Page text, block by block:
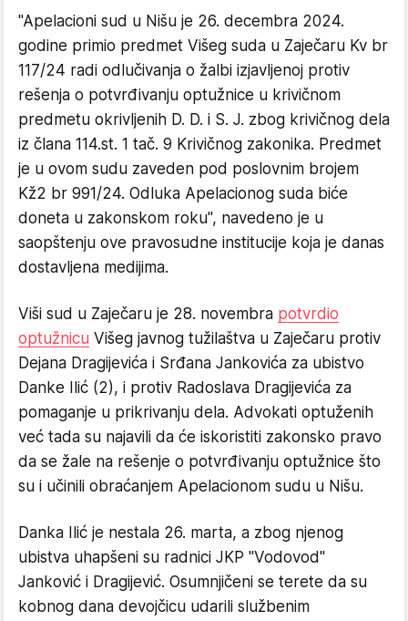
"Apelacioni sud u Nišu je 26. decembra 2024.
godine primio predmet Višeg suda u Zaječaru Kv br
117/24 radi odlučivanja o žalbi izjavljenoj protiv
rešenja o potvrđivanju optužnice u krivičnom
predmetu okrivljenih D. D. i S. J. zbog krivičnog dela
iz člana 114.st. 1 tač. 9 Krivičnog zakonika. Predmet
je u ovom sudu zaveden pod poslovnim brojem
Kž2 br 991/24. Odluka Apelacionog suda biće
doneta u zakonskom roku", navedeno je u
saopštenju ove pravosudne institucije koja je danas
dostavljena medijima.
Viši sud u Zaječaru je 28. novembra potvrdio
optužnicu Višeg javnog tužilaštva u Zaječaru protiv
Dejana Dragijevića i Srđana Jankovića za ubistvo
Danke Ilić (2), i protiv Radoslava Dragijevića za
pomaganje u prikrivanju dela. Advokati optuženih
već tada su najavili da će iskoristiti zakonsko pravo
da se žale na rešenje o potvrđivanju optužnice što
su i učinili obraćanjem Apelacionom sudu u Nišu.
Danka Ilić je nestala 26. marta, a zbog njenog
ubistva uhapšeni su radnici JKP "Vodovod"
Janković i Dragijević. Osumnjičeni se terete da su
kobnog dana devojčicu udarili službenim